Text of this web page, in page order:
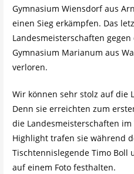
Gymnasium Wiensdorf aus
einen Sieg erkämpfen. Das
Landesmeisterschaften
Gymnasium Marianum aus
verloren.
Wir können sehr stolz auf die
Denn sie erreichten zum
die Landesmeisterschaften
Highlight trafen sie während
Tischtennislegende Timo Boll
auf einem Foto festhalten.